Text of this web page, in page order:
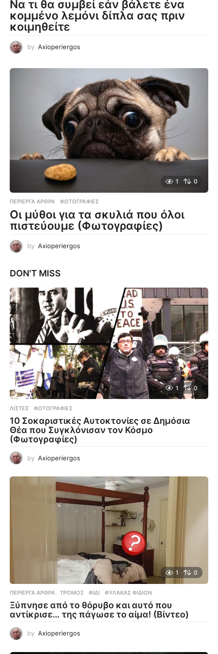
Να τι θα συμβεί εάν βάλετε ένα
κομμένο λεμόνι δίπλα σας πριν
κοιμηθείτε
by Axioperiergos
1 0
ΠΕΡΊΕΡΓΑ ΆΡΘΡΑ ,ΦΩΤΟΓΡΑΦΊΕΣ
Οι μύθοι για τα σκυλιά που όλοι
πιστεύουμε (Φωτογραφίες)
by Axioperiergos
DON'T MISS
1 0
ΛΊΣΤΕΣ ,ΦΩΤΟΓΡΑΦΊΕΣ
10 Σοκαριστικές Αυτοκτονίες σε Δημόσια
Θέα που Συγκλόνισαν τον Κόσμο
(Φωτογραφίες)
by Axioperiergos
1 0
ΠΕΡΊΕΡΓΑ ΆΡΘΡΑ ΤΡΌΜΟΣ ,ΦΊΔΙ ,ΦΎΛΑΚΑΣ ΦΙΔΙΏΝ
Ξύπνησε από το θόρυβο και αυτό που
αντίκρισε… της πάγωσε το αίμα! (Βίντεο)
by Axioperiergos